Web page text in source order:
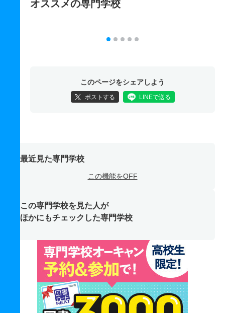
オススメの専門学校
このページをシェアしよう
ポストする LINEで送る
最近見た専門学校
この機能をOFF
この専門学校を見た人が
ほかにもチェックした専門学校